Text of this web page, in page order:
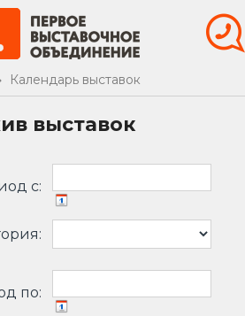
Календарь выставок
выставок
c:
по: